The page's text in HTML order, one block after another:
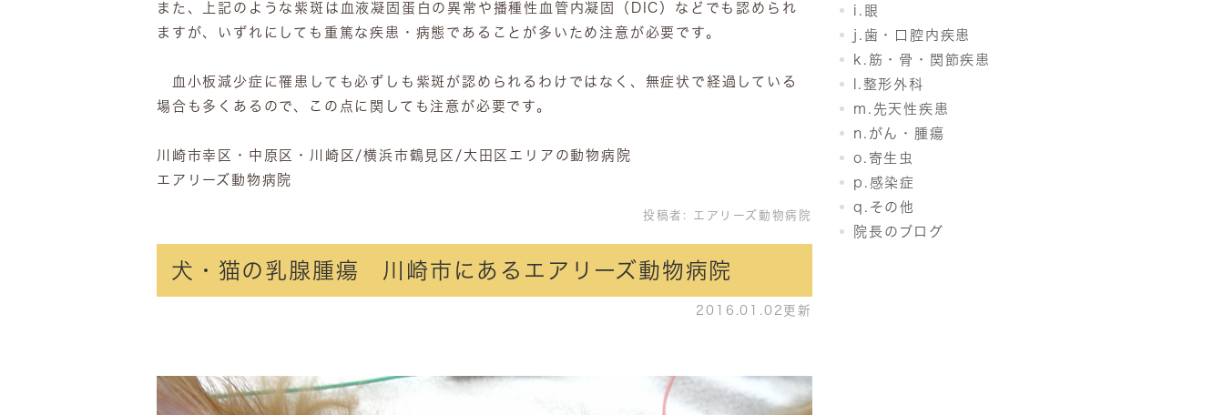
また、上記のような紫斑は血液凝固蛋白の異常や播種性血管内凝固（DIC）などでも認められ
ますが、いずれにしても重篤な疾患・病態であることが多いため注意が必要です。
血小板減少症に罹患しても必ずしも紫斑が認められるわけではなく、無症状で経過している
場合も多くあるので、この点に関しても注意が必要です。
川崎市幸区・中原区・川崎区/横浜市鶴見区/大田区エリアの動物病院
エアリーズ動物病院
投稿者: エアリーズ動物病院
犬・猫の乳腺腫瘍 川崎市にあるエアリーズ動物病院
2016.01.02更新
i.眼
j.歯・口腔内疾患
k.筋・骨・関節疾患
l.整形外科
m.先天性疾患
n.がん・腫瘍
o.寄生虫
p.感染症
q.その他
院長のブログ